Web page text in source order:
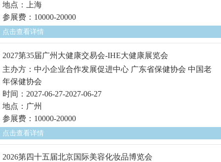
地点：上海
参展费：10000-20000
点击查看详情
2027第35届广州大健康交易会-IHE大健康展览会
主办方：中小企业合作发展促进中心 广东省保健协会 中国老
年保健协会
时间：2027-06-27-2027-06-27
地点：广州
参展费：10000-20000
点击查看详情
2026第四十五届北京国际美容化妆品博览会